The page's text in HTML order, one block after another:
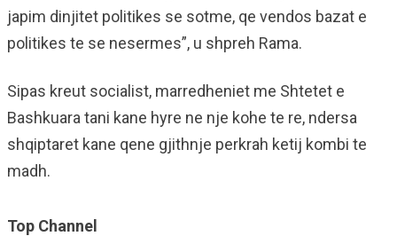
japim dinjitet politikes se sotme, qe vendos bazat e
politikes te se nesermes”, u shpreh Rama.
Sipas kreut socialist, marredheniet me Shtetet e
Bashkuara tani kane hyre ne nje kohe te re, ndersa
shqiptaret kane qene gjithnje perkrah ketij kombi te
madh.
Top Channel